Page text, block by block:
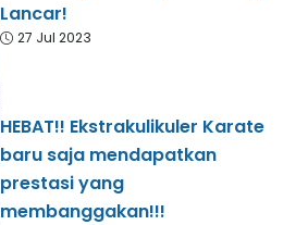
Lancar!
27 Jul 2023
HEBAT!! Ekstrakulikuler Karate
baru saja mendapatkan
prestasi yang
membanggakan!!!